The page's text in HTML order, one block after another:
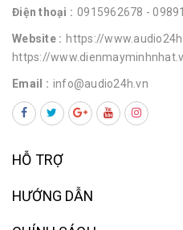
Điện thoại : 0915962678 -
Website : https://
https://
Email : info@audio24h.vn
HỖ TRỢ
HƯỚNG DẪN